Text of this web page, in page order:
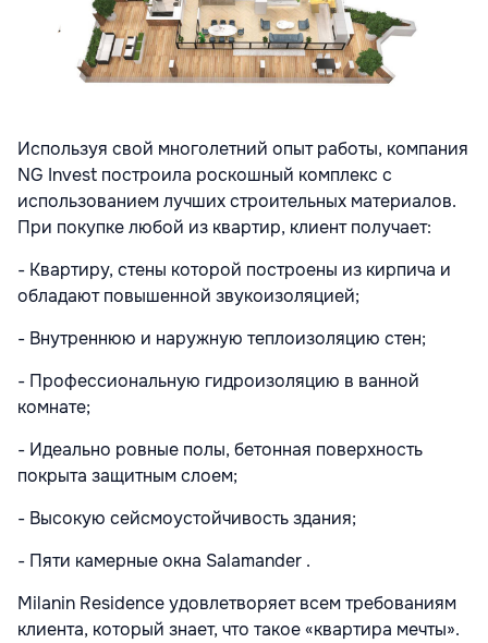
Используя свой многолетний опыт работы, компания
NG Invest построила роскошный комплекс с
использованием лучших строительных материалов.
При покупке любой из квартир, клиент получает:
- Квартиру, стены которой построены из кирпича и
обладают повышенной звукоизоляцией;
- Внутреннюю и наружную теплоизоляцию стен;
- Профессиональную гидроизоляцию в ванной
комнате;
- Идеально ровные полы, бетонная поверхность
покрыта защитным слоем;
- Высокую сейсмоустойчивость здания;
- Пяти камерные окна Salamander .
Milanin Residence удовлетворяет всем требованиям
клиента, который знает, что такое «квартира мечты».